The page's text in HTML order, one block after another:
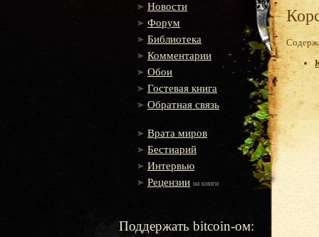
Новости
Форум
Библиотека
Комментарии
Обои
Гостевая книга
Обратная связь
Врата миров
Бестиарий
Интервью
Рецензии на книги
Поддержать bitcoin-ом: